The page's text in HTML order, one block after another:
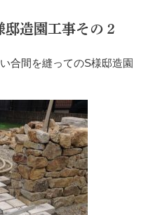
造園工事その２
合間を縫ってのS様邸造園